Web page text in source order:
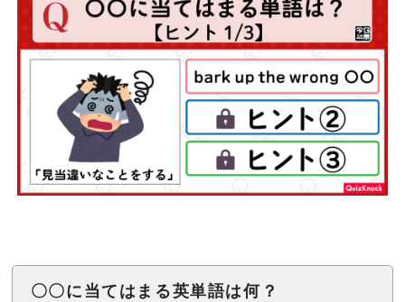
〇〇に当てはまる英単語は何？